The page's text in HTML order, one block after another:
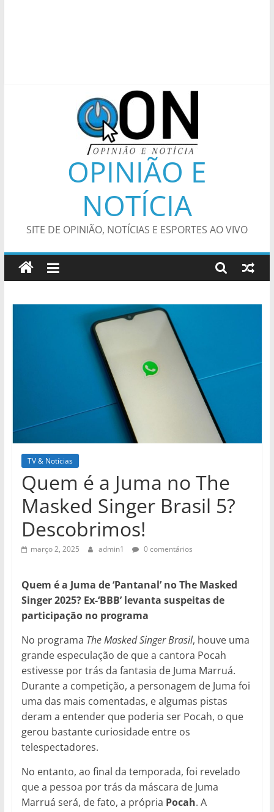
OPINIÃO E
NOTÍCIA
SITE DE OPINIÃO, NOTÍCIAS E ESPORTES AO VIVO
TV & Notícias
Quem é a Juma no The
Masked Singer Brasil 5?
Descobrimos!
março 2, 2025 admin1 0 comentários
Quem é a Juma de ‘Pantanal’ no The Masked
Singer 2025? Ex-‘BBB’ levanta suspeitas de
participação no programa
No programa The Masked Singer Brasil, houve uma
grande especulação de que a cantora Pocah
estivesse por trás da fantasia de Juma Marruá.
Durante a competição, a personagem de Juma foi
uma das mais comentadas, e algumas pistas
deram a entender que poderia ser Pocah, o que
gerou bastante curiosidade entre os
telespectadores.
No entanto, ao final da temporada, foi revelado
que a pessoa por trás da máscara de Juma
Marruá será, de fato, a própria Pocah. A